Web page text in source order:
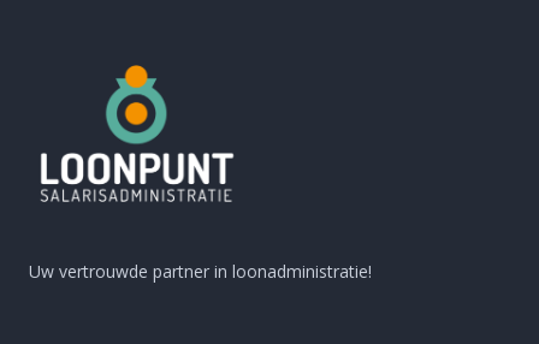
Uw vertrouwde partner in loonadministratie!